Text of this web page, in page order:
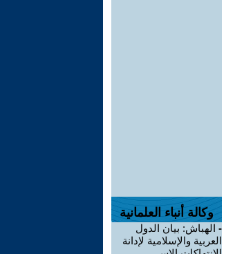
وكالة أنباء العلمانية
- الهباش: بيان الدول
العربية والإسلامية لإدانة